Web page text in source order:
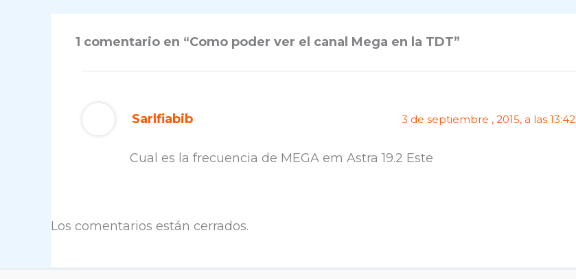
1 comentario en “Como poder ver el canal Mega en la TDT”
Sarlfiabib 3 de septiembre , 2015, a las 13:42
Cual es la frecuencia de MEGA em Astra 19.2 Este
Los comentarios están cerrados.